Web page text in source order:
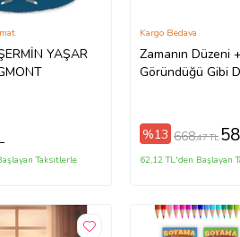
YAŞAR
Taksitlerle
Zamanın Düzeni
Göründüğü Gibi
Kargo Bedava
%13 668,47 TL
62,12 TL'den Başlayan